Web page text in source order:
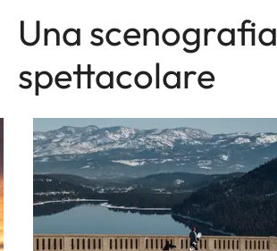
Una scenografia
spettacolare